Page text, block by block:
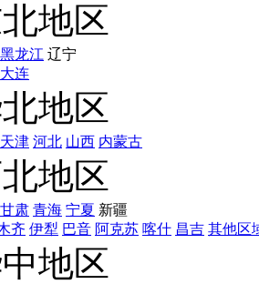
地区
黑龙江 辽宁
大连
地区
天津 河北 山西 内蒙古
地区
甘肃 青海 宁夏 新疆
齐 伊犁 巴音 阿克苏 喀什 昌吉 其他区
地区